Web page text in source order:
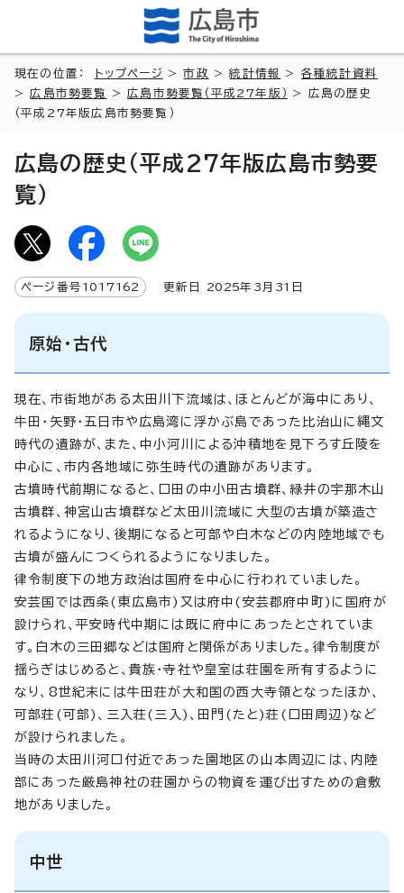
現在の位置： トップページ >市政 >統計情報 > 各種統計資料
>広島市勢要覧 >広島市勢要覧（平成27年版）
> 広島の歴史
（平成27年版広島市勢要覧）
広島の歴史（平成27年版広島市勢要
覧）
ページ番号 1017162 更新日 2025年3月 31 日
原始・古代
現在、市街地がある太田川下流域は、ほとんどが海中にあり、
牛田・矢野・五日市や広島湾に浮かぶ島であった比治山に縄文
時代の遺跡が、また、中小河川による沖積地を見下ろす丘陵を
中心に、市内各地域に弥生時代の遺跡があります。
古墳時代前期になると、口田の中小田古墳群、緑井の宇那木山
古墳群、神宮山古墳群など太田川流域に大型の古墳が築造さ
れるようになり、後期になると可部や白木などの内陸地域でも
古墳が盛んにつくられるようになりました。
律令制度下の地方政治は国府を中心に行われていました。
安芸国では西条(東広島市)又は府中(安芸郡府中町)に国府が
設けられ、平安時代中期には既に府中にあったとされていま
す。白木の三田郷などは国府と関係がありました。律令制度が
揺らぎはじめると、貴族・寺社や皇室は荘園を所有するように
なり、8世紀末には牛田荘が大和国の西大寺領となったほか、
可部荘(可部)、三入荘(三入)、田門(たと)荘(口田周辺)など
が設けられました。
当時の太田川河口付近であった園地区の山本周辺には、内陸
部にあった厳島神社の荘園からの物資を運び出すための倉敷
地がありました。
中世